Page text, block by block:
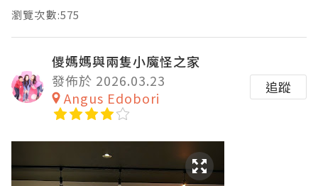
瀏覽次數:575
儍媽媽與兩隻小魔怪之家
發佈於 2026.03.23
Angus Edobori
追蹤